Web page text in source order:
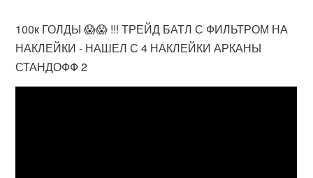
100к ГОЛДЫ 😱😱 !!! ТРЕЙД БАТЛ С ФИЛЬТРОМ НА
НАКЛЕЙКИ - НАШЕЛ С 4 НАКЛЕЙКИ АРКАНЫ
СТАНДОФФ 2